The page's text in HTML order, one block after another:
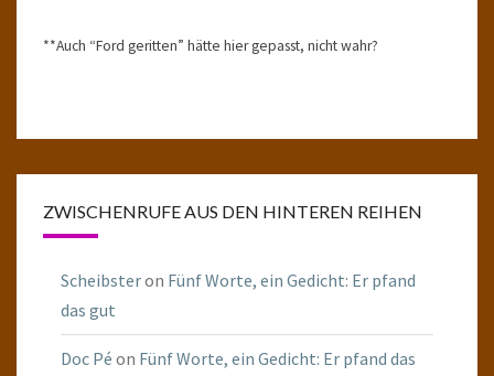
**Auch “Ford geritten” hätte hier gepasst, nicht wahr?
ZWISCHENRUFE AUS DEN HINTEREN REIHEN
Scheibsteron Fünf Worte, ein Gedicht: Er pfand
das gut
Doc Pé on Fünf Worte, ein Gedicht: Er pfand das